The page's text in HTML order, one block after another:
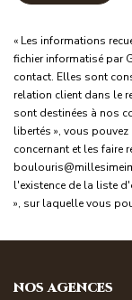
« Les informations
fichier informatisé par
contact. Elles sont
relation client dans le
sont destinées à nos
libertés », vous
concernant et les faire
l'existence de la liste
», sur laquelle vous
NOS AGENCES